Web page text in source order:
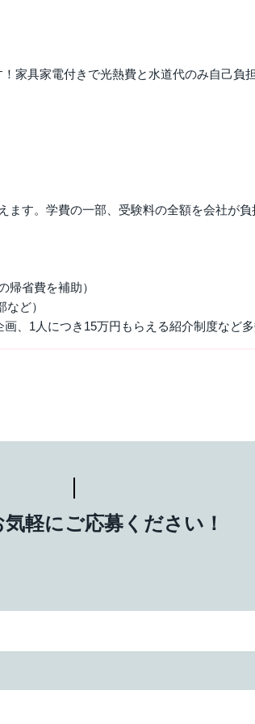
家具家電付きで光熱費と水道代のみ自己負担
す。学費の一部、受験料の全額を会社が負
帰省費を補助）
ど）
、1人につき15万円もらえる紹介制度など多
軽にご応募ください！